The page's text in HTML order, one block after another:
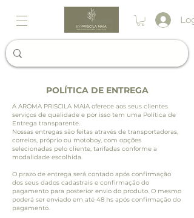
POLÍTICA DE ENTREGA
A AROMA PRISCILA MAIA oferece aos seus clientes
serviços de qualidade e por isso tem uma Política de
Entrega transparente.
Nossas entregas são feitas através de transportadoras,
correios, próprio ou motoboy, com opções
selecionadas pelo cliente, tarifadas conforme a
modalidade escolhida.
O prazo de entrega será contado após confirmação
dos seus dados cadastrais e confirmação do
pagamento para posterior envio do produto. O mesmo
poderá ser enviado em até 48 hs após confirmação do
pagamento.